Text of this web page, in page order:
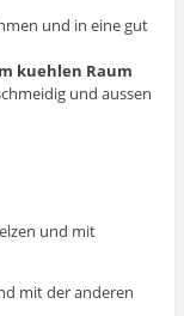
und in eine gut
kuehlen Raum
und aussen
und mit
mit der anderen